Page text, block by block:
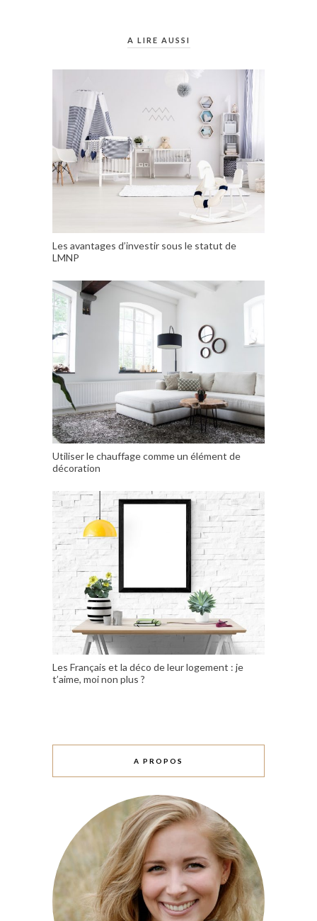
A LIRE AUSSI
Les avantages d’investir sous le statut de
LMNP
Utiliser le chauffage comme un élément de
décoration
Les Français et la déco de leur logement : je
t’aime, moi non plus ?
A PROPOS